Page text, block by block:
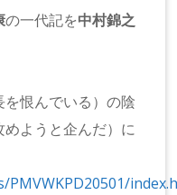
の一代記を中村錦之
を恨んでいる）の陰
ようと企んだ）に